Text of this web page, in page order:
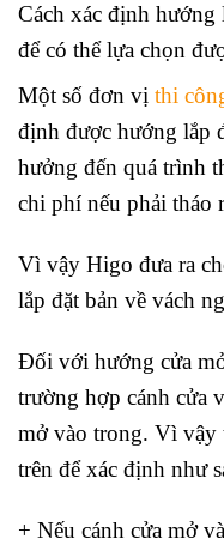
Cách xác định hướng
để có thể lựa chọn
Một số đơn vị thi
định được hướng lắp
hưởng đến quá trình
chi phí nếu phải tháo
Vì vậy Higo đưa ra
lắp đặt bản về vách
Đối với hướng cửa
trường hợp cánh cửa
mở vào trong. Vì vậy
trên để xác định như
+ Nếu cánh cửa mở